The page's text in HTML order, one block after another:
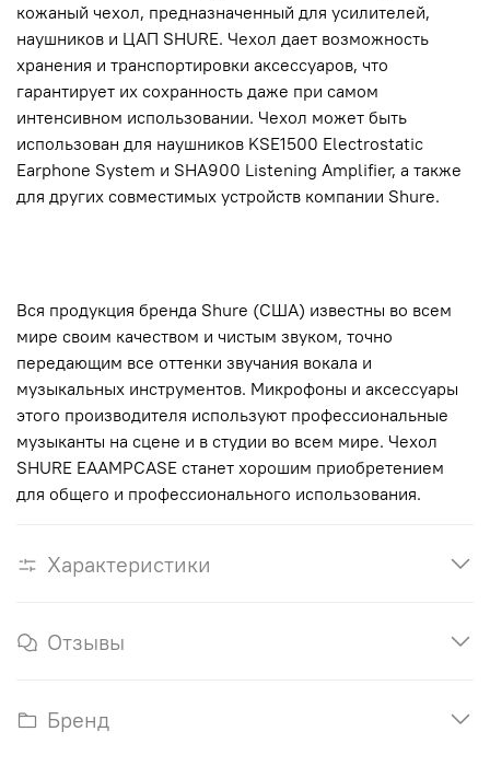
кожаный чехол, предназначенный для усилителей,
наушников и ЦАП SHURE. Чехол дает возможность
хранения и транспортировки аксессуаров, что
гарантирует их сохранность даже при самом
интенсивном использовании. Чехол может быть
использован для наушников KSE1500 Electrostatic
Earphone System и SHA900 Listening Amplifier, а также
для других совместимых устройств компании Shure.
Вся продукция бренда Shure (США) известны во всем
мире своим качеством и чистым звуком, точно
передающим все оттенки звучания вокала и
музыкальных инструментов. Микрофоны и аксессуары
этого производителя используют профессиональные
музыканты на сцене и в студии во всем мире. Чехол
SHURE EAAMPCASE станет хорошим приобретением
для общего и профессионального использования.
Характеристики
Отзывы
Бренд